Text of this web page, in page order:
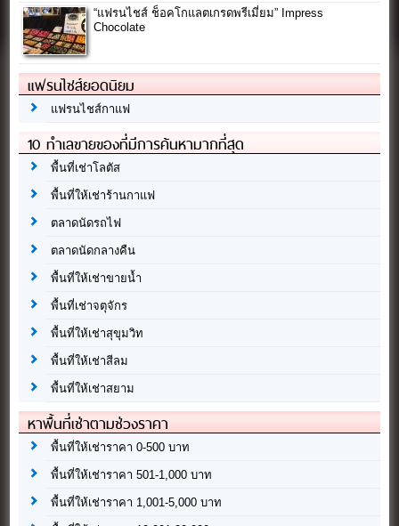
“แฟรนไชส์ ช็อคโกแลตเกรดพรีเมี่ยม” Impress
Chocolate
แฟรนไชส์ยอดนิยม
แฟรนไชส์กาแฟ
10 ทำเลขายของที่มีการค้นหามากที่สุด
พื้นที่เช่าโลตัส
พื้นที่ให้เช่าร้านกาแฟ
ตลาดนัดรถไฟ
ตลาดนัดกลางคืน
พื้นที่ให้เช่าขายน้ำ
พื้นที่เช่าจตุจักร
พื้นที่ให้เช่าสุขุมวิท
พื้นที่ให้เช่าสีลม
พื้นที่ให้เช่าสยาม
หาพื้นที่เช่าตามช่วงราคา
พื้นที่ให้เช่าราคา 0-500 บาท
พื้นที่ให้เช่าราคา 501-1,000 บาท
พื้นที่ให้เช่าราคา 1,001-5,000 บาท